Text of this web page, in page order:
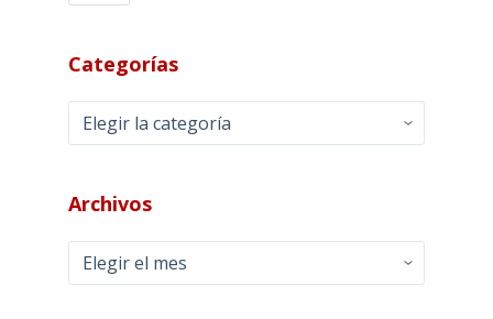
Categorías
Categorías
Archivos
Archivos